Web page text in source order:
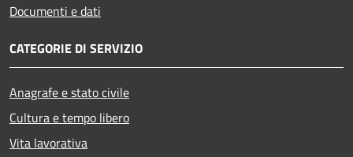
Documenti e dati
CATEGORIE DI SERVIZIO
Anagrafe e stato civile
Cultura e tempo libero
Vita lavorativa